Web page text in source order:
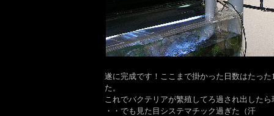
遂に完成です！ここまで掛かった日数はたっ
た。
これでバクテリアが繁殖してろ過され出した
・・でも見た目システマチック過ぎた（汗